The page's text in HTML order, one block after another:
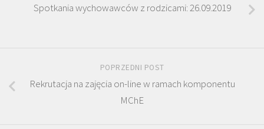
Spotkania wychowawców z rodzicami: 26.09.2019
POPRZEDNI POST
Rekrutacja na zajęcia on-line w ramach komponentu
MChE